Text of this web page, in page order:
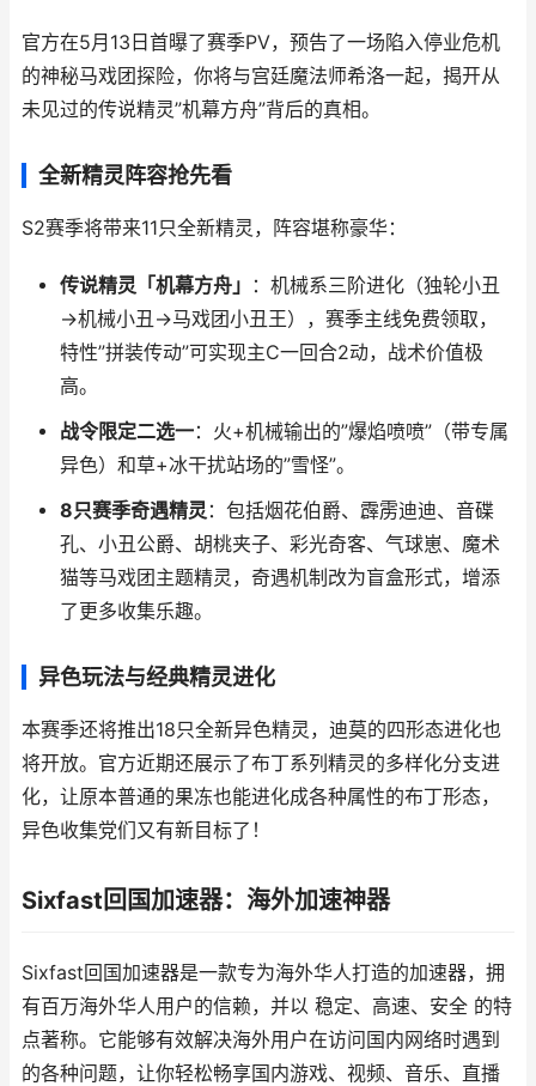
官方在5月13日首曝了赛季PV，预告了一场陷入停业危机
的神秘马戏团探险，你将与宫廷魔法师希洛一起，揭开从
未见过的传说精灵”机幕方舟”背后的真相。
全新精灵阵容抢先看
S2赛季将带来11只全新精灵，阵容堪称豪华：
传说精灵「机幕方舟」
：机械系三阶进化（独轮小丑
→机械小丑→马戏团小丑王），赛季主线免费领取，
特性”拼装传动”可实现主C一回合2动，战术价值极
高。
战令限定二选一：火+机械输出的”爆焰喷喷”（带专属
异色）和草+冰干扰站场的”雪怪”。
8只赛季奇遇精灵：包括烟花伯爵、霹雳迪迪、音碟
孔、小丑公爵、胡桃夹子、彩光奇客、气球崽、魔术
猫等马戏团主题精灵，奇遇机制改为盲盒形式，增添
了更多收集乐趣。
异色玩法与经典精灵进化
本赛季还将推出18只全新异色精灵，迪莫的四形态进化也
将开放。官方近期还展示了布丁系列精灵的多样化分支进
化，让原本普通的果冻也能进化成各种属性的布丁形态，
异色收集党们又有新目标了！
Sixfast回国加速器：海外加速神器
Sixfast回国加速器是一款专为海外华人打造的加速器，拥
有百万海外华人用户的信赖，并以 稳定、高速、安全 的特
点著称。它能够有效解决海外用户在访问国内网络时遇到
的各种问题，让你轻松畅享国内游戏、视频、音乐、直播